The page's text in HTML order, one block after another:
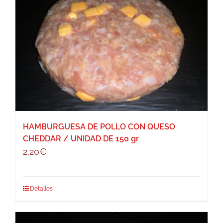
HAMBURGUESA DE POLLO CON QUESO
CHEDDAR / UNIDAD DE 150 gr
2,20€
Detalles